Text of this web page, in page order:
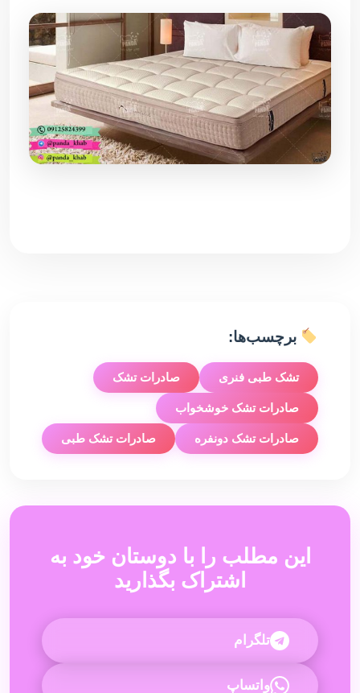
برچسب‌ها:
تشک طبی فنری صادرات تشک
صادرات تشک خوشخواب
صادرات تشک دونفره صادرات تشک طبی
این مطلب را با دوستان خود به
اشتراک بگذارید
تلگرام
واتساپ